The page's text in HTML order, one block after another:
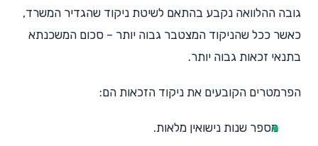
גובה ההלוואה נקבע בהתאם לשיטת ניקוד שהגדיר המשרד,
כאשר ככל שהניקוד המצטבר גבוה יותר – סכום המשכנתא
בתנאי זכאות גבוה יותר.
הפרמטרים הקובעים את ניקוד הזכאות הם:
מספר שנות נישואין מלאות.